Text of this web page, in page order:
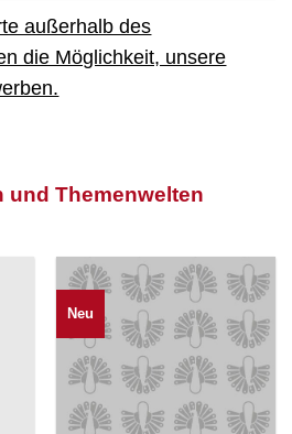
außerhalb des
die Möglichkeit, unsere
und Themenwelten
Neu